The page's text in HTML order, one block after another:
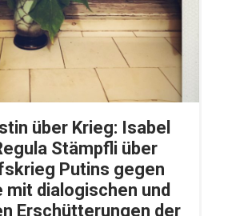
über Krieg: Isabel
Stämpfli über
Putins gegen
mit dialogischen und
Erschütterungen der